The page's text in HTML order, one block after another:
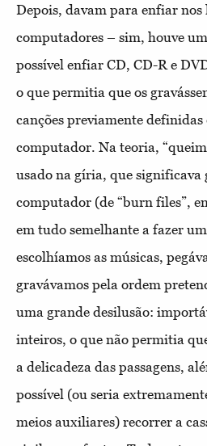
Depois, davam para enfiar nos
computadores – sim, houve
possível enfiar CD, CD-R e
o que permitia que os
canções previamente
computador. Na teoria,
usado na gíria, que significava
computador (de “burn files”,
em tudo semelhante a fazer
escolhíamos as músicas,
gravávamos pela ordem
uma grande desilusão:
inteiros, o que não permitia
a delicadeza das passagens,
possível (ou seria
meios auxiliares) recorrer a